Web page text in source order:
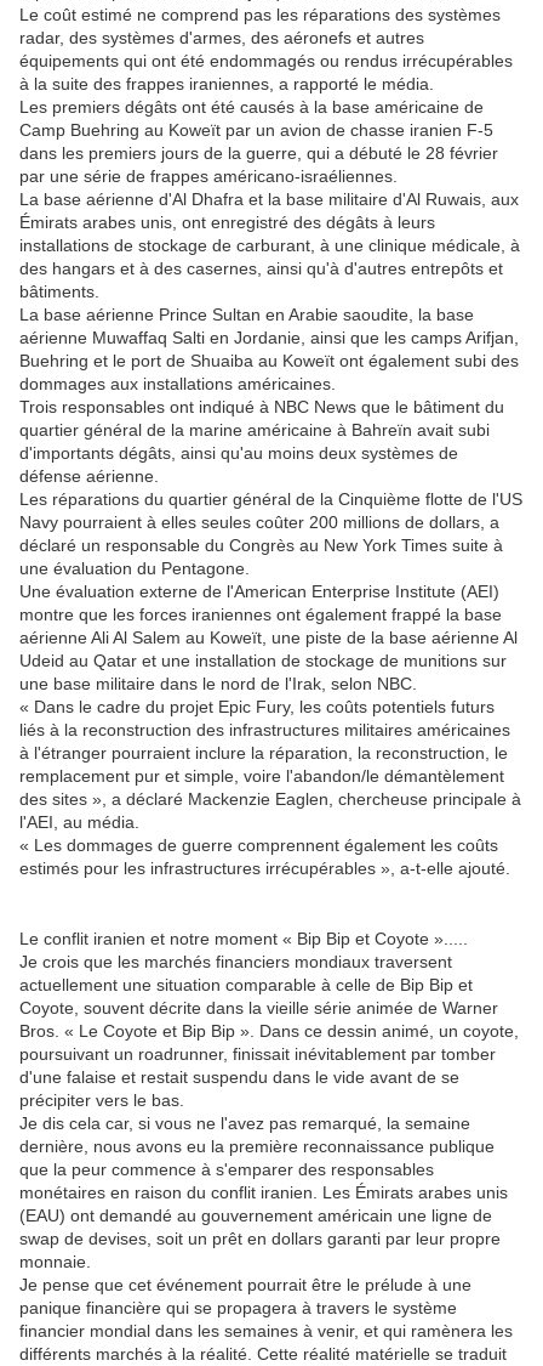
Le coût estimé ne comprend pas les réparations des systèmes
radar, des systèmes d'armes, des aéronefs et autres
équipements qui ont été endommagés ou rendus irrécupérables
à la suite des frappes iraniennes, a rapporté le média.
Les premiers dégâts ont été causés à la base américaine de
Camp Buehring au Koweït par un avion de chasse iranien F-5
dans les premiers jours de la guerre, qui a débuté le 28 février
par une série de frappes américano-israéliennes.
La base aérienne d'Al Dhafra et la base militaire d'Al Ruwais, aux
Émirats arabes unis, ont enregistré des dégâts à leurs
installations de stockage de carburant, à une clinique médicale, à
des hangars et à des casernes, ainsi qu'à d'autres entrepôts et
bâtiments.
La base aérienne Prince Sultan en Arabie saoudite, la base
aérienne Muwaffaq Salti en Jordanie, ainsi que les camps Arifjan,
Buehring et le port de Shuaiba au Koweït ont également subi des
dommages aux installations américaines.
Trois responsables ont indiqué à NBC News que le bâtiment du
quartier général de la marine américaine à Bahreïn avait subi
d'importants dégâts, ainsi qu'au moins deux systèmes de
défense aérienne.
Les réparations du quartier général de la Cinquième flotte de l'US
Navy pourraient à elles seules coûter 200 millions de dollars, a
déclaré un responsable du Congrès au New York Times suite à
une évaluation du Pentagone.
Une évaluation externe de l'American Enterprise Institute (AEI)
montre que les forces iraniennes ont également frappé la base
aérienne Ali Al Salem au Koweït, une piste de la base aérienne Al
Udeid au Qatar et une installation de stockage de munitions sur
une base militaire dans le nord de l'Irak, selon NBC.
« Dans le cadre du projet Epic Fury, les coûts potentiels futurs
liés à la reconstruction des infrastructures militaires américaines
à l'étranger pourraient inclure la réparation, la reconstruction, le
remplacement pur et simple, voire l'abandon/le démantèlement
des sites », a déclaré Mackenzie Eaglen, chercheuse principale à
l'AEI, au média.
« Les dommages de guerre comprennent également les coûts
estimés pour les infrastructures irrécupérables », a-t-elle ajouté.
Le conflit iranien et notre moment « Bip Bip et Coyote ».....
Je crois que les marchés financiers mondiaux traversent
actuellement une situation comparable à celle de Bip Bip et
Coyote, souvent décrite dans la vieille série animée de Warner
Bros. « Le Coyote et Bip Bip ». Dans ce dessin animé, un coyote,
poursuivant un roadrunner, finissait inévitablement par tomber
d'une falaise et restait suspendu dans le vide avant de se
précipiter vers le bas.
Je dis cela car, si vous ne l'avez pas remarqué, la semaine
dernière, nous avons eu la première reconnaissance publique
que la peur commence à s'emparer des responsables
monétaires en raison du conflit iranien.
Les Émirats arabes unis
(EAU) ont demandé au gouvernement américain une ligne de
swap de devises, soit un prêt en dollars garanti par leur propre
monnaie.
Je pense que cet événement pourrait être le prélude à une
panique financière qui se propagera à travers le système
financier mondial dans les semaines à venir, et qui ramènera les
différents marchés à la réalité. Cette réalité matérielle se traduit